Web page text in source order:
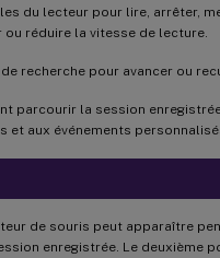
du lecteur pour lire, arrêter,
ou réduire la vitesse de lecture.
recherche pour avancer ou
parcourir la session
et aux événements
de souris peut apparaître
enregistrée. Le deuxième